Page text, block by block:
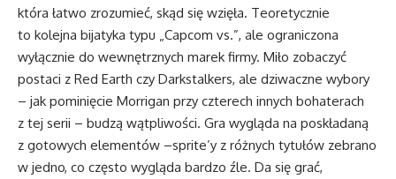
która łatwo zrozumieć, skąd się wzięła. Teoretycznie
to kolejna bijatyka typu „Capcom vs.”, ale ograniczona
wyłącznie do wewnętrznych marek firmy. Miło zobaczyć
postaci z Red Earth czy Darkstalkers, ale dziwaczne wybory
– jak pominięcie Morrigan przy czterech innych bohaterach
z tej serii – budzą wątpliwości. Gra wygląda na poskładaną
z gotowych elementów –sprite’y z różnych tytułów zebrano
w jedno, co często wygląda bardzo źle. Da się grać,